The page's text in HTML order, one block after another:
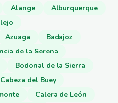
Alange
Alburquerque
Azuaga
Badajoz
de la Serena
Bodonal de la Sierra
Cabeza del Buey
Calera de León